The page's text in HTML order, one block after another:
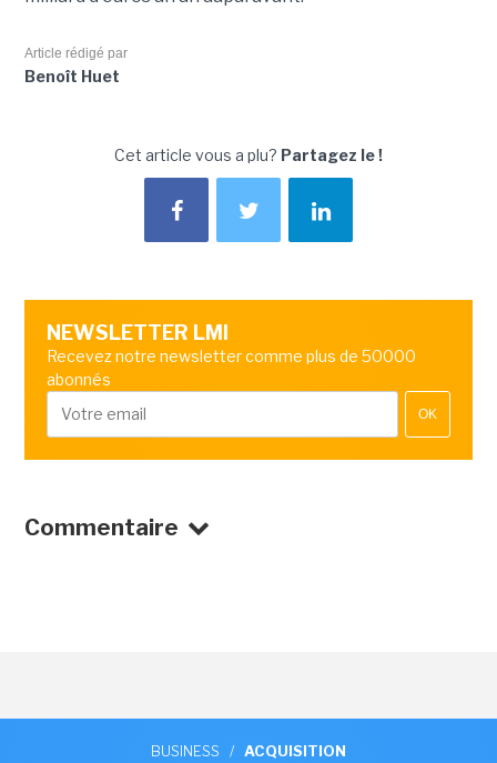
Article rédigé par
Benoît Huet
Cet article vous a plu? Partagez le !
NEWSLETTER LMI
Recevez notre newsletter comme plus de 50000
abonnés
OK
Commentaire
BUSINESS / ACQUISITION